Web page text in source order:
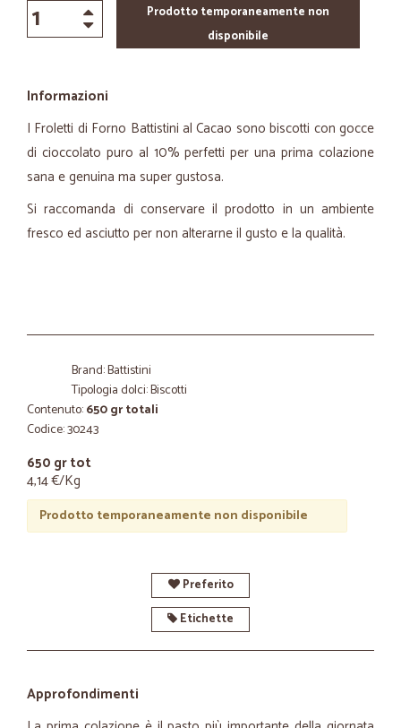
Prodotto temporaneamente non
disponibile
Informazioni
I Froletti di Forno Battistini al Cacao sono biscotti con gocce
di cioccolato puro al 10% perfetti per una prima colazione
sana e genuina ma super gustosa.
Si raccomanda di conservare il prodotto in un ambiente
fresco ed asciutto per non alterarne il gusto e la qualità.
Brand: Battistini
Tipologia dolci: Biscotti
Contenuto:650 gr totali
Codice: 30243
650 gr tot
4,14 €/Kg
Prodotto temporaneamente non disponibile
Preferito
Etichette
Approfondimenti